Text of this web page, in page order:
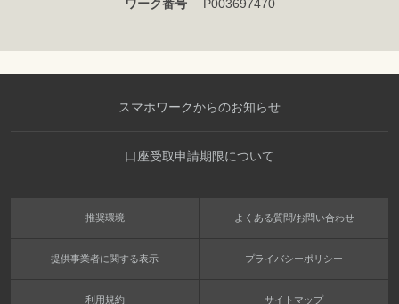
ワーク番号 P003697470
スマホワークからのお知らせ
口座受取申請期限について
推奨環境 よくある質問/お問い合わせ
提供事業者に関する表示 プライバシーポリシー
利用規約 サイトマップ